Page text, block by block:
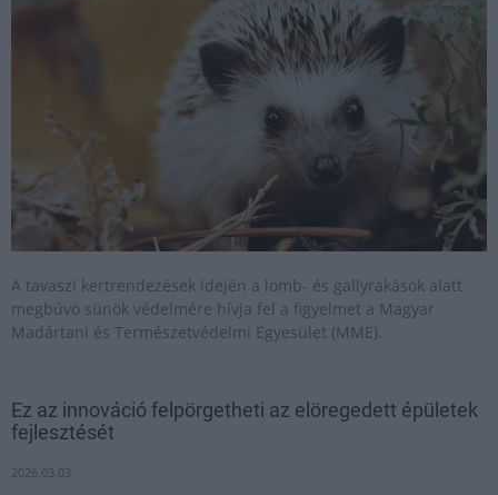
A tavaszi kertrendezések idején a lomb- és gallyrakások alatt
megbúvó sünök védelmére hívja fel a figyelmet a Magyar
Madártani és Természetvédelmi Egyesület (MME).
Ez az innováció felpörgetheti az elöregedett épületek
fejlesztését
2026.03.03